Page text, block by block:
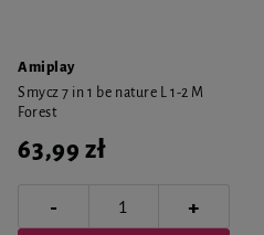
Amiplay
Smycz 7 in 1 be nature L 1-2 M
Forest
63,99 zł
- +